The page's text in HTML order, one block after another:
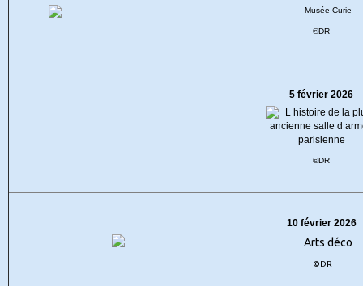
©DR
5 février 2026
©DR
10 février 2026
©DR